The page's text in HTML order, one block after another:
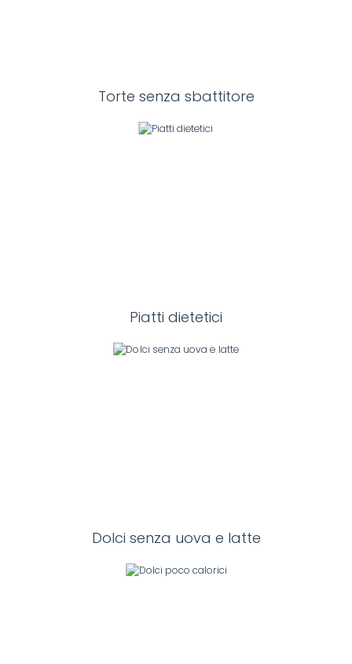
Torte senza sbattitore
Piatti dietetici
Dolci senza uova e latte